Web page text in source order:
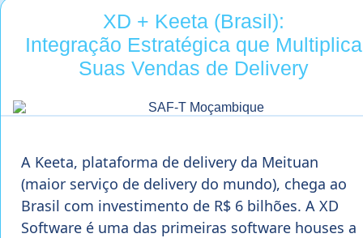
XD + Keeta (Brasil):
Integração Estratégica que Multiplica
Suas Vendas de Delivery
A Keeta, plataforma de delivery da Meituan
(maior serviço de delivery do mundo), chega ao
Brasil com investimento de R$ 6 bilhões. A XD
Software é uma das primeiras software houses a